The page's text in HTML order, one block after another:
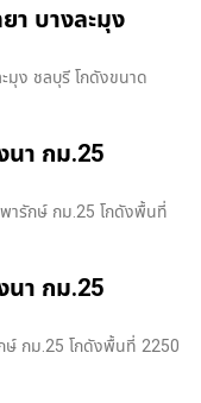
า บางละมุง
มุง ชลบุรี โกดังขนาด
นา กม.25
พารักษ์ กม.25 โกดังพื้นที่
นา กม.25
ษ์ กม.25 โกดังพื้นที่ 2250